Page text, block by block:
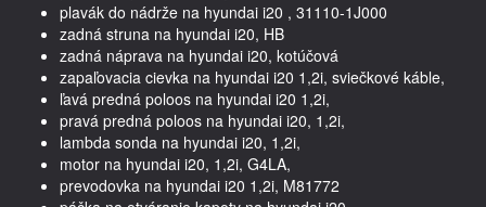
plavák do nádrže na hyundai i20 , 31110-1J000
zadná struna na hyundai i20, HB
zadná náprava na hyundai i20, kotúčová
zapaľovacia cievka na hyundai i20 1,2i, sviečkové káble,
ľavá predná poloos na hyundai i20 1,2i,
pravá predná poloos na hyundai i20, 1,2i,
lambda sonda na hyundai i20, 1,2i,
motor na hyundai i20, 1,2i, G4LA,
prevodovka na hyundai i20 1,2i, M81772